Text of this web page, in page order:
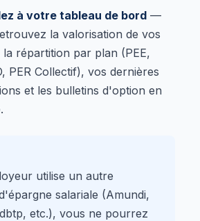
à votre tableau de bord —
la valorisation de vos
la répartition par plan (PEE,
PER Collectif), vos dernières
et les bulletins d'option en
utilise un autre
salariale (Amundi,
etc.), vous ne pourrez